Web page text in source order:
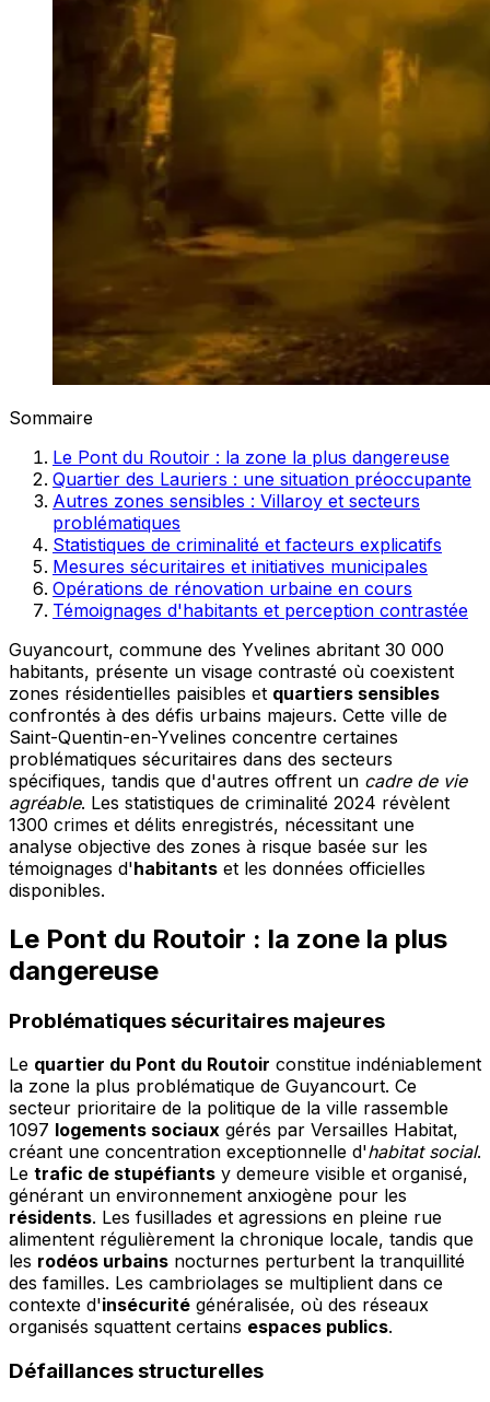
Sommaire
Le Pont du Routoir : la zone la plus dangereuse
Quartier des Lauriers : une situation préoccupante
Autres zones sensibles : Villaroy et secteurs
problématiques
Statistiques de criminalité et facteurs explicatifs
Mesures sécuritaires et initiatives municipales
Opérations de rénovation urbaine en cours
Témoignages d'habitants et perception contrastée
Guyancourt, commune des Yvelines abritant 30 000
habitants, présente un visage contrasté où coexistent
zones résidentielles paisibles et quartiers sensibles
confrontés à des défis urbains majeurs. Cette ville de
Saint-Quentin-en-Yvelines concentre certaines
problématiques sécuritaires dans des secteurs
spécifiques, tandis que d'autres offrent un cadre de vie
agréable. Les statistiques de criminalité 2024 révèlent
1300 crimes et délits enregistrés, nécessitant une
analyse objective des zones à risque basée sur les
témoignages d'habitants et les données officielles
disponibles.
Le Pont du Routoir : la zone la plus
dangereuse
Problématiques sécuritaires majeures
Le quartier du Pont du Routoir constitue indéniablement
la zone la plus problématique de Guyancourt. Ce
secteur prioritaire de la politique de la ville rassemble
1097 logements sociaux gérés par Versailles Habitat,
créant une concentration exceptionnelle d'habitat social.
Le trafic de stupéfiants y demeure visible et organisé,
générant un environnement anxiogène pour les
résidents. Les fusillades et agressions en pleine rue
alimentent régulièrement la chronique locale, tandis que
les rodéos urbains nocturnes perturbent la tranquillité
des familles. Les cambriolages se multiplient dans ce
contexte d'insécurité généralisée, où des réseaux
organisés squattent certains espaces publics.
Défaillances structurelles